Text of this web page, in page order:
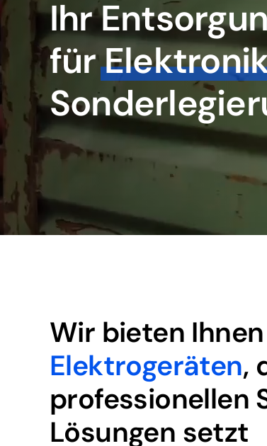
Ihr
für
Wir bieten
Elektrogeräten,
professionellen
Lösungen setzt